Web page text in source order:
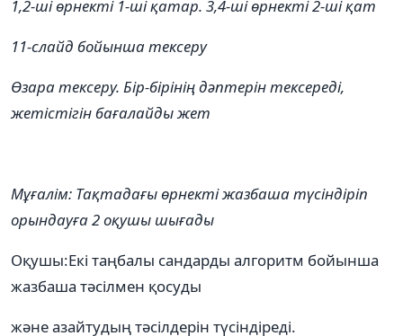
1,2-ші өрнекті 1-ші қатар. 3,4-ші өрнекті 2-ші қат
11-слайд бойынша тексеру
Өзара тексеру. Бір-бірінің дәптерін тексереді,
жетістігін бағалайды жет
Мұғалім: Тақтадағы өрнекті жазбаша түсіндіріп
орындауға 2 оқушы шығады
Оқушы:Екі таңбалы сандарды алгоритм бойынша
жазбаша тəсілмен қосуды
жəне азайтудың тəсілдерін түсіндіреді.